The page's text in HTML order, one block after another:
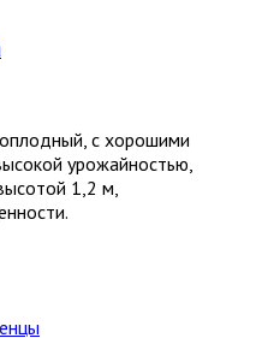
с хорошими
урожайностью,
1,2 м,